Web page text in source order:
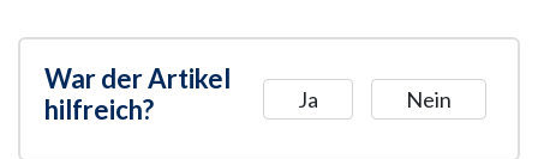
War der Artikel
hilfreich?
Ja Nein